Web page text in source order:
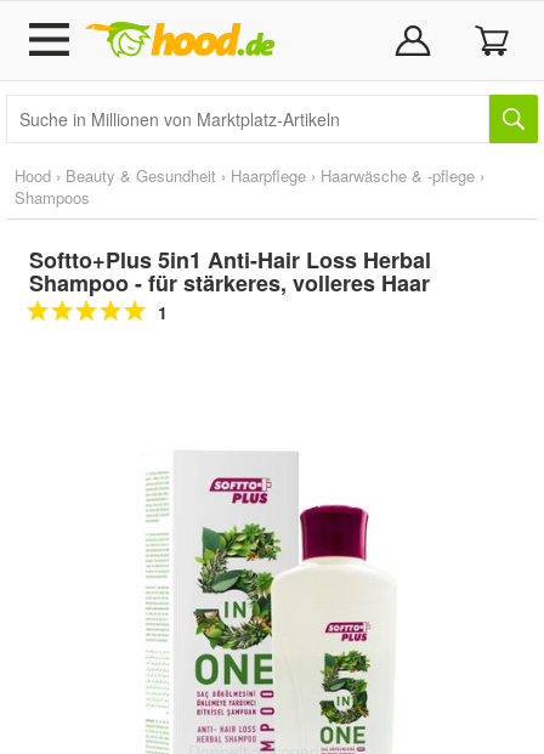
Hood › Beauty & Gesundheit › Haarpflege › Haarwäsche & -pflege ›
Shampoos
Softto+Plus 5in1 Anti-Hair Loss Herbal
Shampoo - für stärkeres, volleres Haar
1